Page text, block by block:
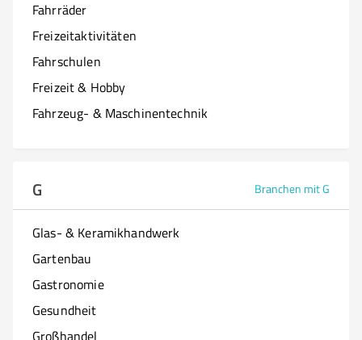
Fahrräder
Freizeitaktivitäten
Fahrschulen
Freizeit & Hobby
Fahrzeug- & Maschinentechnik
G Branchen mit G
Glas- & Keramikhandwerk
Gartenbau
Gastronomie
Gesundheit
Großhandel